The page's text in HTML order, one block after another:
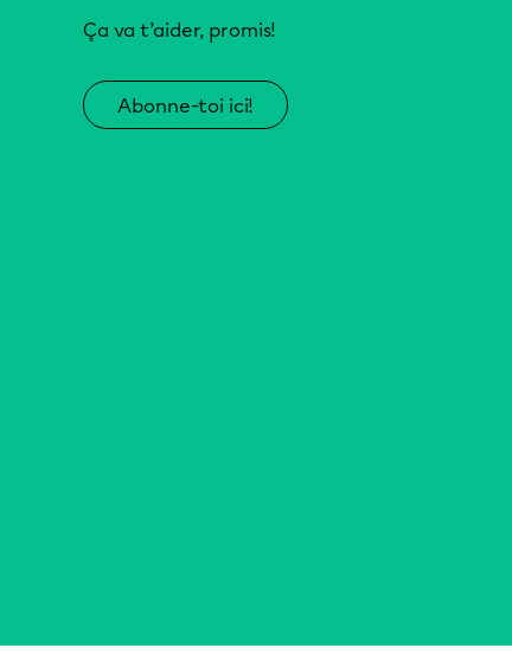
Ça va t’aider, promis!
Abonne-toi ici!